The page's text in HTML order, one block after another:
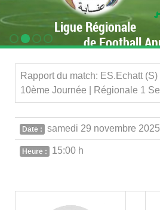
Ligue Régionale
de Football
Rapport du match: ES.Echatt (S)
10ème Journée | Régionale 1
Date : samedi 29 novembre 2025
Heure : 15:00 h